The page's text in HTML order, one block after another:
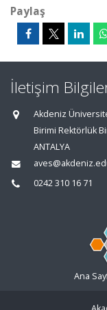
Paylaş
İletişim
Akdeniz
Birimi Rektörlük
ANTALYA
0242 310 16 71
Ana